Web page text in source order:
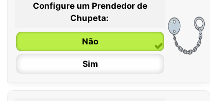
0 / 6 meses
6 / 36 meses
Configure um Prendedor de
Chupeta:
Não
Sim